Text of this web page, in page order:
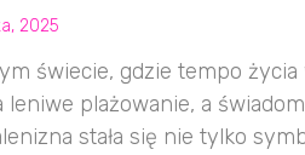
2025
świecie, gdzie tempo życia
leniwe plażowanie, a
stała się nie tylko